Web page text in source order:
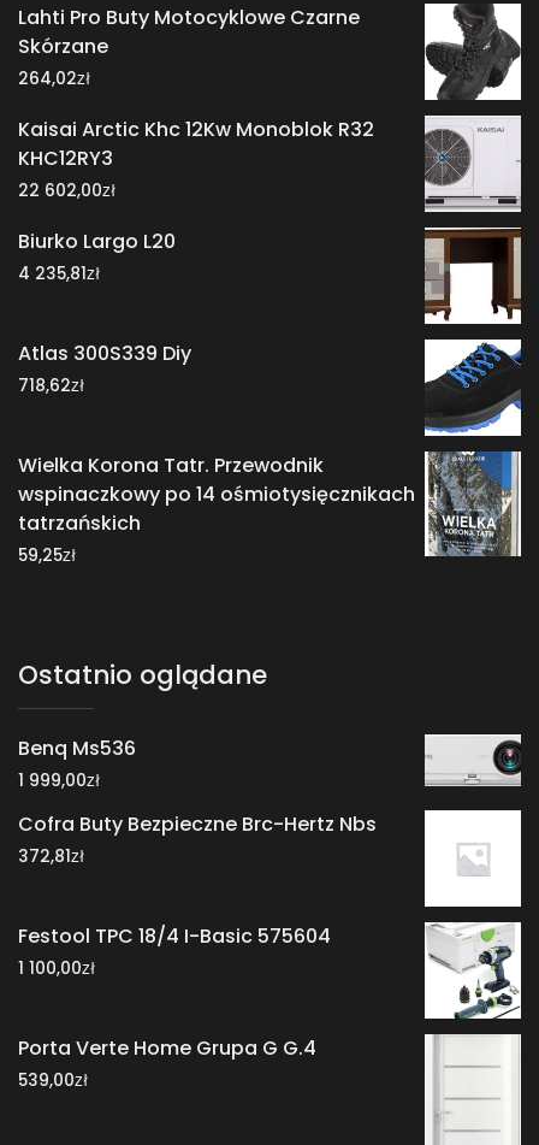
Lahti Pro Buty Motocyklowe Czarne
Skórzane
264,02zł
Kaisai Arctic Khc 12Kw Monoblok R32
KHC12RY3
22 602,00zł
Biurko Largo L20
4 235,81zł
Atlas 300S339 Diy
718,62zł
Wielka Korona Tatr. Przewodnik
wspinaczkowy po 14 ośmiotysięcznikach
tatrzańskich
59,25zł
Ostatnio oglądane
Benq Ms536
1 999,00zł
Cofra Buty Bezpieczne Brc-Hertz Nbs
372,81zł
Festool TPC 18/4 I-Basic 575604
1 100,00zł
Porta Verte Home Grupa G G.4
539,00zł